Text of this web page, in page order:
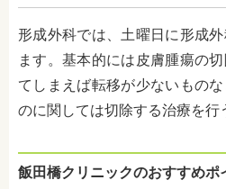
形成外科では、土曜日に形成
ます。基本的には皮膚腫瘍の
てしまえば転移が少ないもの
のに関しては切除する治療を行
飯田橋クリニックのおすすめポ